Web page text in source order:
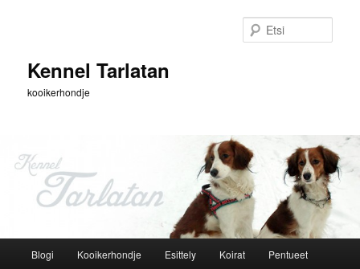
Kennel Tarlatan
kooikerhondje
Blogi Kooikerhondje Esittely Koirat Pentueet